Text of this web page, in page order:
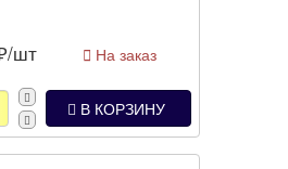
шт На заказ
В КОРЗИНУ